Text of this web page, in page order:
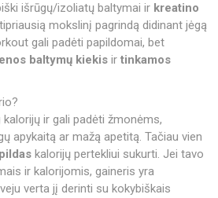
išrūgų/izoliatų baltymai ir kreatino
mokslinį pagrindą didinant jėgą
gali padėti papildomai, bet
baltymų kiekis ir tinkamos
ir gali padėti žmonėms,
apykaitą ar mažą apetitą. Tačiau vien
kalorijų pertekliui sukurti. Jei tavo
ir kalorijomis, gaineris yra
verta jį derinti su kokybiškais